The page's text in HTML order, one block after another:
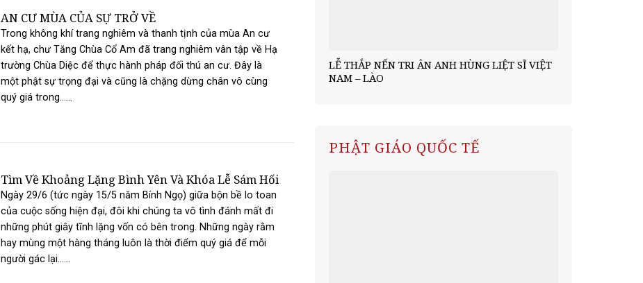
AN CƯ MÙA CỦA SỰ TRỞ VỀ
Trong không khí trang nghiêm và thanh tịnh của mùa An cư
kết hạ, chư Tăng Chùa Cổ Am đã trang nghiêm vân tập về Hạ
trường Chùa Diệc để thực hành pháp đối thú an cư. Đây là
một phật sự trọng đại và cũng là chặng dừng chân vô cùng
quý giá trong......
Tìm Về Khoảng Lặng Bình Yên Và Khóa Lễ Sám Hối
Ngày 29/6 (tức ngày 15/5 năm Bính Ngọ) giữa bộn bề lo toan
của cuộc sống hiện đại, đôi khi chúng ta vô tình đánh mất đi
những phút giây tĩnh lặng vốn có bên trong. Những ngày rằm
hay mùng một hàng tháng luôn là thời điểm quý giá để mỗi
người gác lại......
LỄ THẮP NẾN TRI ÂN ANH HÙNG LIỆT SĨ VIỆT
NAM – LÀO
PHẬT GIÁO QUỐC TẾ